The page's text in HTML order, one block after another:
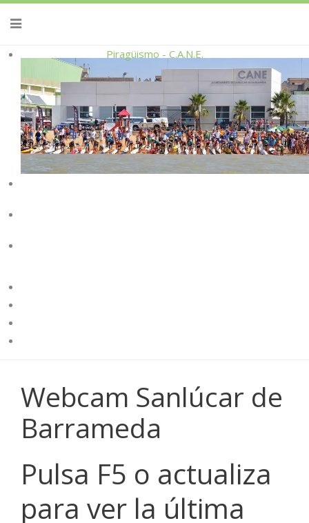
Piragüismo - C.A.N.E.
Webcam Sanlúcar de
Barrameda
Pulsa F5 o actualiza
para ver la última